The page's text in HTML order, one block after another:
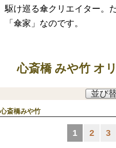
駆け巡る傘クリエイター。
「傘家」なのです。
心斎橋 みや竹 オ
並び
心斎橋みや竹
1 2 3